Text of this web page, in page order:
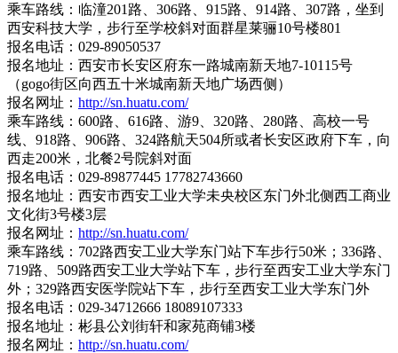
乘车路线：临潼201路、306路、915路、914路、307路，坐到
西安科技大学，步行至学校斜对面群星莱骊10号楼801
报名电话：029-89050537
报名地址：西安市长安区府东一路城南新天地7-10115号
（gogo街区向西五十米城南新天地广场西侧）
报名网址： http://sn.huatu.com/
乘车路线：600路、616路、游9、320路、280路、高校一号
线、918路、906路、324路航天504所或者长安区政府下车，向
西走200米，北餐2号院斜对面
报名电话：029-89877445 17782743660
报名地址：西安市西安工业大学未央校区东门外北侧西工商业
文化街3号楼3层
报名网址： http://sn.huatu.com/
乘车路线：702路西安工业大学东门站下车步行50米；336路、
719路、509路西安工业大学站下车，步行至西安工业大学东门
外；329路西安医学院站下车，步行至西安工业大学东门外
报名电话：029-34712666 18089107333
报名地址：彬县公刘街轩和家苑商铺3楼
报名网址： http://sn.huatu.com/